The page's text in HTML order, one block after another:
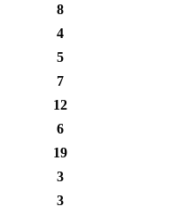
8
4
5
7
12
6
19
3
3